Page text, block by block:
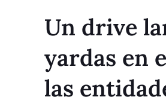
Un drive
yardas en
las